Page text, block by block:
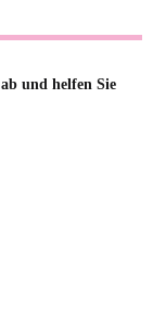
und helfen Sie